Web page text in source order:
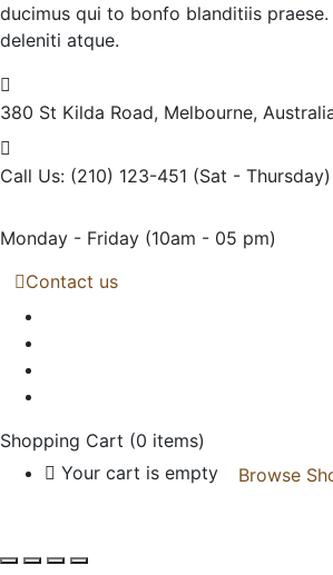
ducimus qui to bonfo blanditiis
deleniti atque.
380 St Kilda Road, Melbourne,
Call Us: (210) 123-451 (Sat - Thursday)
Monday - Friday (10am - 05 pm)
Contact us
Shopping Cart (0 items)
Your cart is empty
Browse